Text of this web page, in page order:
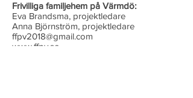
Frivilliga familjehem på Värmdö:
Eva Brandsma, projektledare
Anna Björnström, projektledare
ffpv2018@gmail.com
www.ffpv.se